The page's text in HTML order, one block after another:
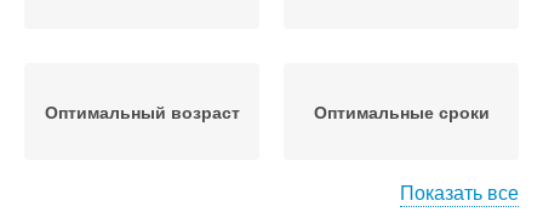
Оптимальный возраст Оптимальные сроки
Показать все